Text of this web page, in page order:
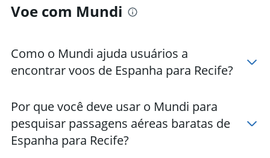
Voe com Mundi
Como o Mundi ajuda usuários a
encontrar voos de Espanha para Recife?
Por que você deve usar o Mundi para
pesquisar passagens aéreas baratas de
Espanha para Recife?